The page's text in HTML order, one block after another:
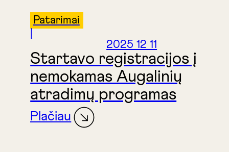
Patarimai
2025 12 11
Startavo registracijos į
nemokamas Augalinių
atradimų programas
Plačiau